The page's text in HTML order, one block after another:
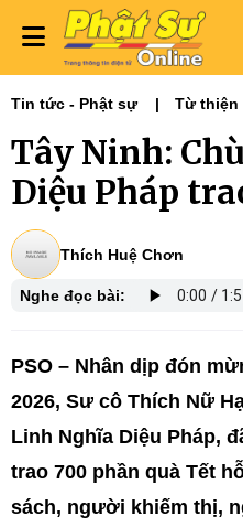
Tin tức - Phật sự
Từ thiện
Tây Ninh:
Diệu Pháp
Thích Huệ Chơn
Nghe đọc bài:
PSO – Nhân dịp đón
2026, Sư cô Thích Nữ
Linh Nghĩa Diệu Pháp,
trao 700 phần quà Tết
sách, người khiếm thị,